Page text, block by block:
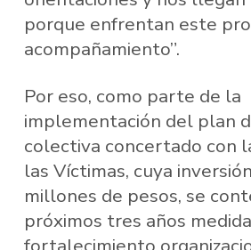
porque enfrentan este
acompañamiento”.
Por eso, como parte de la
implementación del plan
colectiva concertado con
las Víctimas, cuya
millones de pesos, se
próximos tres años